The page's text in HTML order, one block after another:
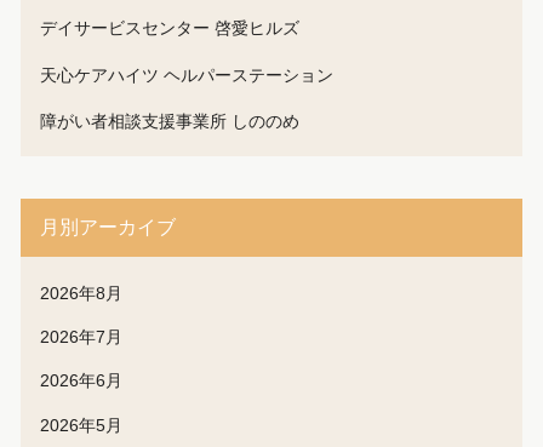
デイサービスセンター 啓愛ヒルズ
天心ケアハイツ ヘルパーステーション
障がい者相談支援事業所 しののめ
月別アーカイブ
2026年8月
2026年7月
2026年6月
2026年5月